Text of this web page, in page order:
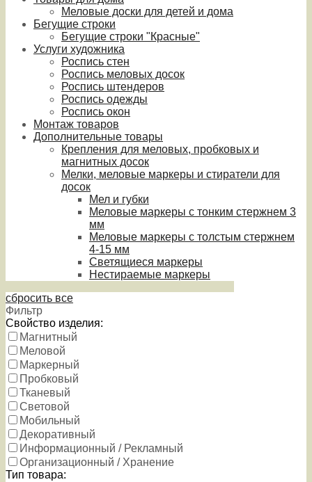
Меловые доски для детей и дома
Бегущие строки
Бегущие строки "Красные"
Услуги художника
Роспись стен
Роспись меловых досок
Роспись штендеров
Роспись одежды
Роспись окон
Монтаж товаров
Дополнительные товары
Крепления для меловых, пробковых и
магнитных досок
Мелки, меловые маркеры и стиратели для
досок
Мел и губки
Меловые маркеры с тонким стержнем 3
мм
Меловые маркеры с толстым стержнем
4-15 мм
Светящиеся маркеры
Нестираемые маркеры
сбросить все
Фильтр
Свойство изделия:
Магнитный
Меловой
Маркерный
Пробковый
Тканевый
Световой
Мобильный
Декоративный
Информационный / Рекламный
Организационный / Хранение
Тип товара: